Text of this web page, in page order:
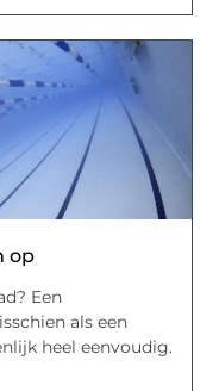
op
Een
als een
heel eenvoudig.